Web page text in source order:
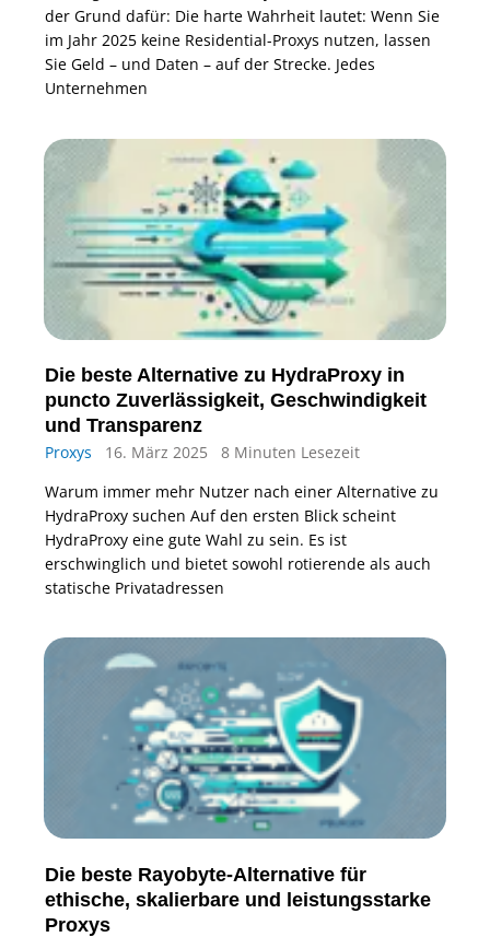
der Grund dafür: Die harte Wahrheit lautet: Wenn Sie
im Jahr 2025 keine Residential-Proxys nutzen, lassen
Sie Geld – und Daten – auf der Strecke. Jedes
Unternehmen
Die beste Alternative zu HydraProxy in
puncto Zuverlässigkeit, Geschwindigkeit
und Transparenz
Proxys 16. März 2025
8 Minuten Lesezeit
Warum immer mehr Nutzer nach einer Alternative zu
HydraProxy suchen Auf den ersten Blick scheint
HydraProxy eine gute Wahl zu sein. Es ist
erschwinglich und bietet sowohl rotierende als auch
statische Privatadressen
Die beste Rayobyte-Alternative für
ethische, skalierbare und leistungsstarke
Proxys